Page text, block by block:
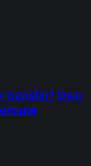
transfer? Dwa